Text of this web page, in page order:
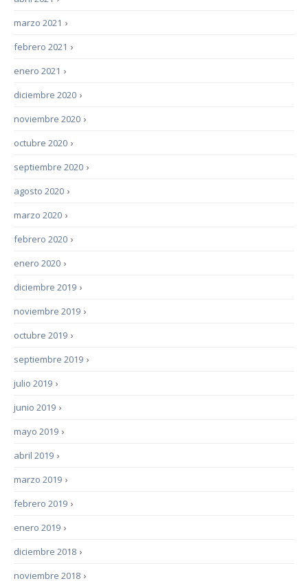
›
marzo 2021
›
febrero 2021
›
enero 2021
›
diciembre 2020
›
noviembre 2020
›
octubre 2020
›
septiembre 2020
›
agosto 2020
›
marzo 2020
›
febrero 2020
›
enero 2020
›
diciembre 2019
›
noviembre 2019
›
octubre 2019
›
septiembre 2019
›
julio 2019
›
junio 2019
›
mayo 2019
›
abril 2019
›
marzo 2019
›
febrero 2019
›
enero 2019
›
diciembre 2018
›
noviembre 2018